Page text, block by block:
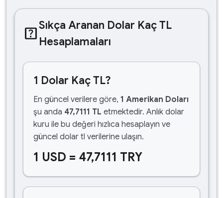
help_centerSıkça Aranan Dolar Kaç TL
Hesaplamaları
1 Dolar Kaç TL?
En güncel verilere göre, 1 Amerikan Doları
şu anda 47,7111 TL etmektedir. Anlık dolar
kuru ile bu değeri hızlıca hesaplayın ve
güncel dolar tl verilerine ulaşın.
1 USD = 47,7111 TRY